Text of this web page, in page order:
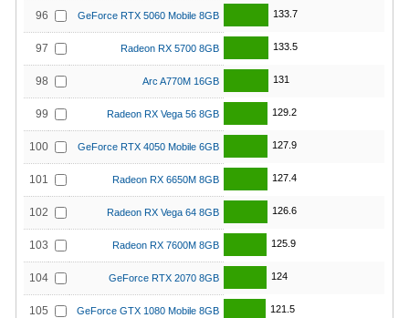
96 GeForce RTX 5060 Mobile 8GB 133.7
97 Radeon RX 5700 8GB 133.5
98 Arc A770M 16GB 131
99 Radeon RX Vega 56 8GB 129.2
100 GeForce RTX 4050 Mobile 6GB 127.9
101 Radeon RX 6650M 8GB 127.4
102 Radeon RX Vega 64 8GB 126.6
103 Radeon RX 7600M 8GB 125.9
104 GeForce RTX 2070 8GB 124
105 GeForce GTX 1080 Mobile 8GB 121.5